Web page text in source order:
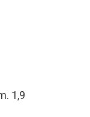
1,9